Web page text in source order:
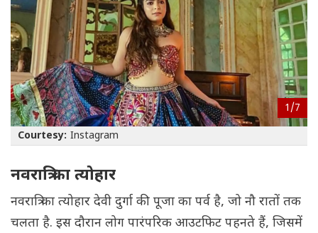
1/7
Courtesy: Instagram
नवरात्रि का त्योहार
नवरात्रि का त्योहार देवी दुर्गा की पूजा का पर्व है, जो नौ रातों तक
चलता है. इस दौरान लोग पारंपरिक आउटफिट पहनते हैं, जिसमें